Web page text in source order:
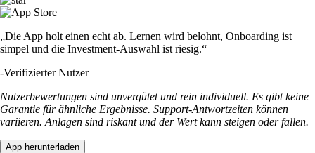
„Die App holt einen echt ab. Lernen wird belohnt, Onboarding ist
simpel und die Investment-Auswahl ist riesig.“
-Verifizierter Nutzer
Nutzerbewertungen sind unvergütet und rein individuell. Es gibt keine
Garantie für ähnliche Ergebnisse. Support-Antwortzeiten können
variieren. Anlagen sind riskant und der Wert kann steigen oder fallen.
App herunterladen